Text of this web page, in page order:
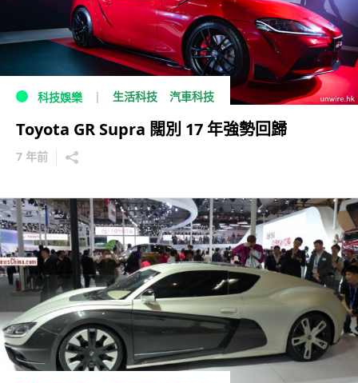
科技娛樂 生活科技 汽車科技
Toyota GR Supra 闊別 17 年強勢回歸
7 年前